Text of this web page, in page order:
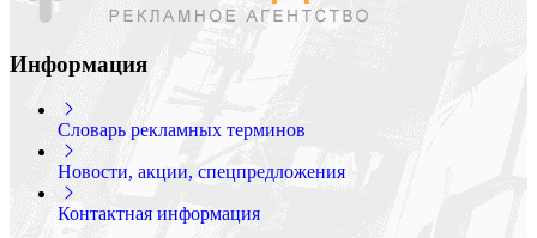
Информация
Словарь рекламных терминов
Новости, акции, спецпредложения
Контактная информация